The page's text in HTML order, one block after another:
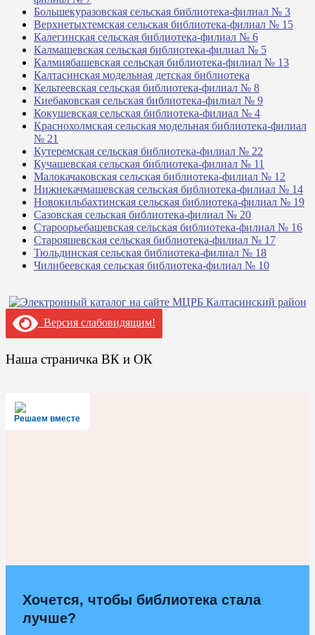
Большекуразовская сельская библиотека-филиал № 3
Верхнетыхтемская сельская библиотека-филиал № 15
Калегинская сельская библиотека-филиал № 6
Калмашевская сельская библиотека-филиал № 5
Калмиябашевская сельская библиотека-филиал № 13
Калтасинская модельная детская библиотека
Кельтеевская сельская библиотека-филиал № 8
Киебаковская сельская библиотека-филиал № 9
Кокушевская сельская библиотека-филиал № 4
Краснохолмская сельская модельная библиотека-филиал
№ 21
Кутеремская сельская библиотека-филиал № 22
Кучашевская сельская библиотека-филиал № 11
Малокачаковская сельская библиотека-филиал № 12
Нижнекачмашевская сельская библиотека-филиал № 14
Новокильбахтинская сельская библиотека-филиал № 19
Сазовская сельская библиотека-филиал № 20
Староорьебашевская сельская библиотека-филиал № 16
Старояшевская сельская библиотека-филиал № 17
Тюльдинская сельская библиотека-филиал № 18
Чилибеевская сельская библиотека-филиал № 10
Версия слабовидящим!
Наша страничка ВК и ОК
Решаем вместе
Хочется, чтобы библиотека стала
лучше?